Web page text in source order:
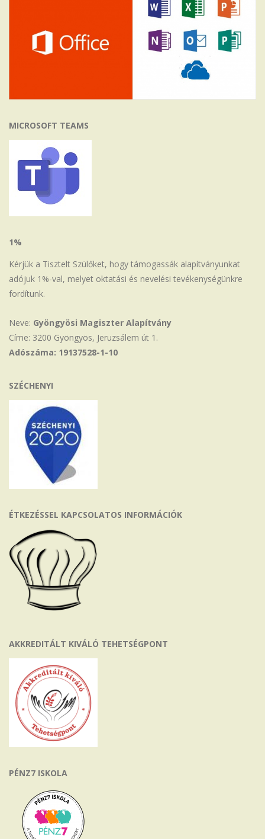
MICROSOFT TEAMS
1%
Kérjük a Tisztelt Szülőket, hogy támogassák alapítványunkat
adójuk 1%-val, melyet oktatási és nevelési tevékenységünkre
fordítunk.
Neve: Gyöngyösi Magiszter Alapítvány
Címe: 3200 Gyöngyös, Jeruzsálem út 1.
Adószáma: 19137528-1-10
SZÉCHENYI
ÉTKEZÉSSEL KAPCSOLATOS INFORMÁCIÓK
AKKREDITÁLT KIVÁLÓ TEHETSÉGPONT
PÉNZ7 ISKOLA